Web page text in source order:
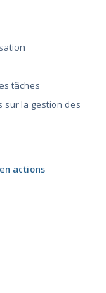
tâches
sur la gestion des
actions